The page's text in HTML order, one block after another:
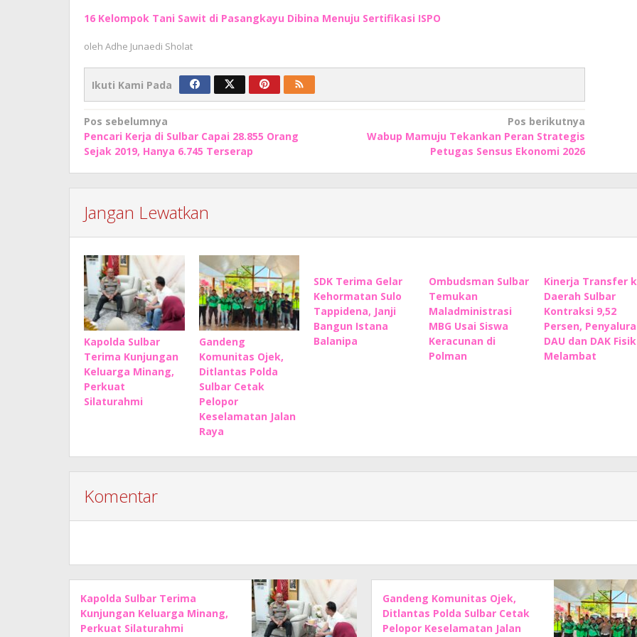
16 Kelompok Tani Sawit di Pasangkayu Dibina Menuju Sertifikasi ISPO
oleh Adhe Junaedi Sholat
Ikuti Kami Pada
Navigasi
pos
Pos sebelumnya
Pencari Kerja di Sulbar Capai 28.855 Orang
Sejak 2019, Hanya 6.745 Terserap
Pos berikutnya
Wabup Mamuju Tekankan Peran Strategis
Petugas Sensus Ekonomi 2026
Jangan Lewatkan
Kapolda Sulbar
Terima Kunjungan
Keluarga Minang,
Perkuat
Silaturahmi
Gandeng
Komunitas Ojek,
Ditlantas Polda
Sulbar Cetak
Pelopor
Keselamatan Jalan
Raya
SDK Terima Gelar
Kehormatan Sulo
Tappidena, Janji
Bangun Istana
Balanipa
Ombudsman Sulbar
Temukan
Maladministrasi
MBG Usai Siswa
Keracunan di
Polman
Kinerja Transfer
Daerah Sulbar
Kontraksi 9,52
Persen,
DAU dan DAK Fisik
Melambat
Komentar
Kapolda Sulbar Terima
Kunjungan Keluarga Minang,
Perkuat Silaturahmi
Gandeng Komunitas Ojek,
Ditlantas Polda Sulbar Cetak
Pelopor Keselamatan Jalan